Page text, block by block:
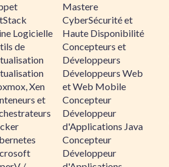
Logicielle
de
Xen
et
Mastere
CyberSécurité et
Haute Disponibilité
Concepteurs et
Développeurs
Développeurs Web
et Web Mobile
Concepteur
Développeur
d'Applications Java
Concepteur
Développeur